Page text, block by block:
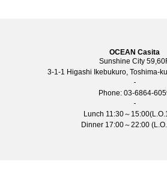
OCEAN Casita
Sunshine City
3-1-1 Higashi Ikebukuro, Toshima-
Phone: 03-6864-
Lunch 11:30～
Dinner 17:00～22:00